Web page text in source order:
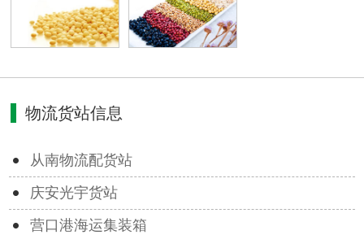
物流货站信息
从南物流配货站
庆安光宇货站
营口港海运集装箱